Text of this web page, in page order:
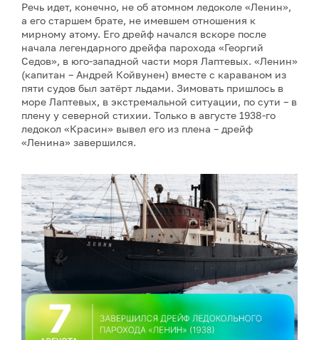
Речь идет, конечно, не об атомном ледоколе «Ленин»,
а его старшем брате, не имевшем отношения к
мирному атому. Его дрейф начался вскоре после
начала легендарного дрейфа парохода «Георгий
Седов», в юго-западной части моря Лаптевых. «Ленин»
(капитан – Андрей Койвунен) вместе с караваном из
пяти судов был затёрт льдами. Зимовать пришлось в
море Лаптевых, в экстремальной ситуации, по сути – в
плену у северной стихии. Только в августе 1938-го
ледокол «Красин» вывел его из плена – дрейф
«Ленина» завершился.